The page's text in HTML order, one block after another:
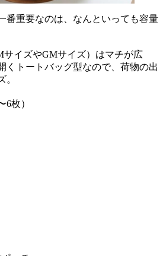
番重要なのは、なんといっても容量
サイズやGMサイズ）はマチが広
くトートバッグ型なので、荷物の出
。
6枚）